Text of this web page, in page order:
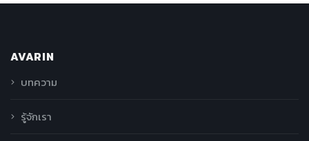
AVARIN
บทความ
รู้จักเรา